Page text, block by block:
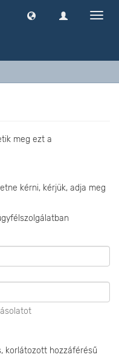
meg ezt a
kérni, kérjük, adja meg
korlátozott hozzáférésű